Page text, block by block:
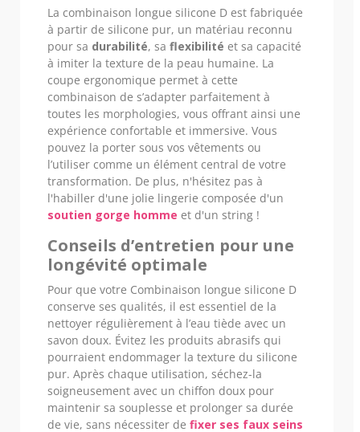
La combinaison longue silicone D est fabriquée
à partir de silicone pur, un matériau reconnu
pour sa durabilité, sa flexibilité et sa capacité
à imiter la texture de la peau humaine. La
coupe ergonomique permet à cette
combinaison de s’adapter parfaitement à
toutes les morphologies, vous offrant ainsi une
expérience confortable et immersive. Vous
pouvez la porter sous vos vêtements ou
l’utiliser comme un élément central de votre
transformation. De plus, n'hésitez pas à
l'habiller d'une jolie lingerie composée d'un
soutien gorge homme et d'un string !
Conseils d’entretien pour une
longévité optimale
Pour que votre Combinaison longue silicone D
conserve ses qualités, il est essentiel de la
nettoyer régulièrement à l’eau tiède avec un
savon doux. Évitez les produits abrasifs qui
pourraient endommager la texture du silicone
pur. Après chaque utilisation, séchez-la
soigneusement avec un chiffon doux pour
maintenir sa souplesse et prolonger sa durée
de vie, sans nécessiter de fixer ses faux seins